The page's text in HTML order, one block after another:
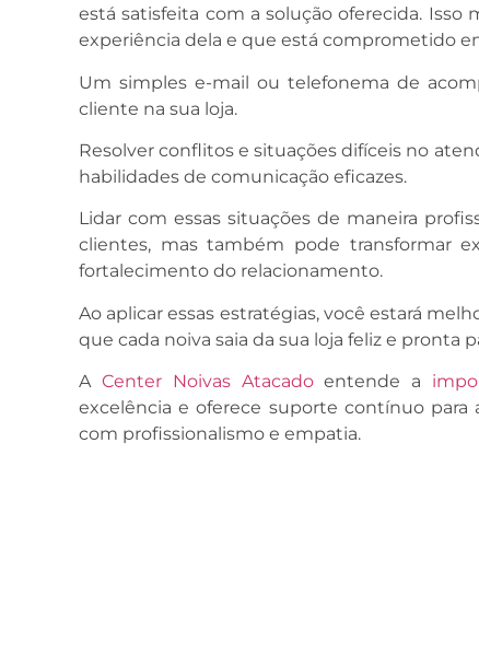
está satisfeita com a solução oferecida.
experiência dela e que está comprometido
Um simples e-mail ou telefonema de
cliente na sua loja.
Resolver conflitos e situações difíceis no
habilidades de comunicação eficazes.
Lidar com essas situações de maneira
clientes, mas também pode transformar
fortalecimento do relacionamento.
Ao aplicar essas estratégias, você estará
que cada noiva saia da sua loja feliz e pronta
A Center Noivas Atacadoentende a
excelência e oferece suporte contínuo
com profissionalismo e empatia.